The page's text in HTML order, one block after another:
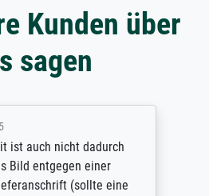
Kunden über
sagen
ist auch nicht dadurch
Bild entgegen einer
(sollte eine